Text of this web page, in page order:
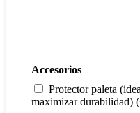
Accesorios
Protector paleta
maximizar durabilidad)